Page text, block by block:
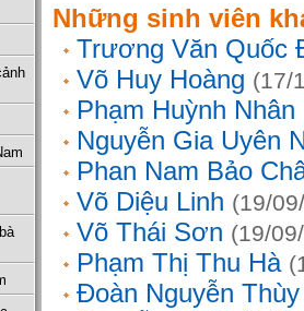
Những sinh viên
Trương Văn Quốc
Võ Huy Hoàng (17/
Phạm Huỳnh Nhân
Nguyễn Gia Uyên
Phan Nam Bảo
Võ Diệu Linh (19/
Võ Thái Sơn (19/
Phạm Thị Thu Hà
Đoàn Nguyễn